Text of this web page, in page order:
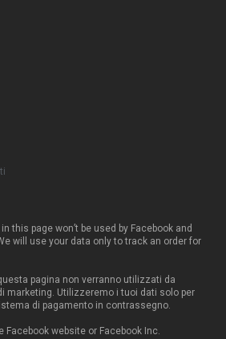
this page won’t be used by Facebook and
will use your data only to track an order for
pagina non verranno utilizzati da
marketing. Utilizzeremo i tuoi dati solo per
di pagamento in contrassegno.
website or Facebook Inc.